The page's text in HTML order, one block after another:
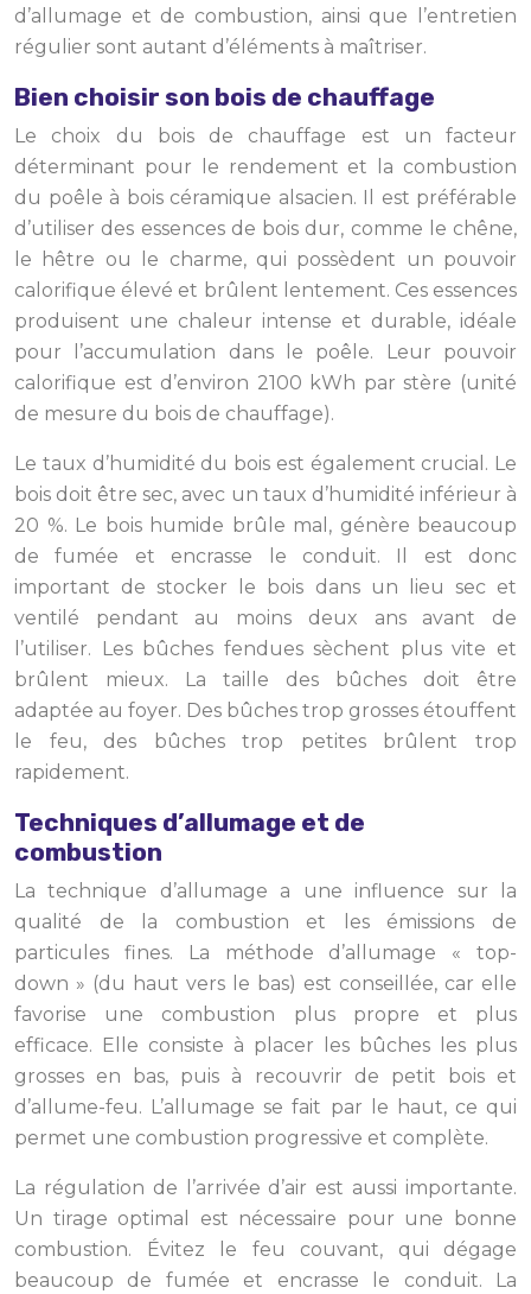
d’allumage et de combustion, ainsi que l’entretien
régulier sont autant d’éléments à maîtriser.
Bien choisir son bois de chauffage
Le choix du bois de chauffage est un facteur
déterminant pour le rendement et la combustion
du poêle à bois céramique alsacien. Il est préférable
d’utiliser des essences de bois dur, comme le chêne,
le hêtre ou le charme, qui possèdent un pouvoir
calorifique élevé et brûlent lentement. Ces essences
produisent une chaleur intense et durable, idéale
pour l’accumulation dans le poêle. Leur pouvoir
calorifique est d’environ 2100 kWh par stère (unité
de mesure du bois de chauffage).
Le taux d’humidité du bois est également crucial. Le
bois doit être sec, avec un taux d’humidité inférieur à
20 %. Le bois humide brûle mal, génère beaucoup
de fumée et encrasse le conduit. Il est donc
important de stocker le bois dans un lieu sec et
ventilé pendant au moins deux ans avant de
l’utiliser. Les bûches fendues sèchent plus vite et
brûlent mieux. La taille des bûches doit être
adaptée au foyer. Des bûches trop grosses étouffent
le feu, des bûches trop petites brûlent trop
rapidement.
Techniques d’allumage et de
combustion
La technique d’allumage a une influence sur la
qualité de la combustion et les émissions de
particules fines. La méthode d’allumage « top-
down » (du haut vers le bas) est conseillée, car elle
favorise une combustion plus propre et plus
efficace. Elle consiste à placer les bûches les plus
grosses en bas, puis à recouvrir de petit bois et
d’allume-feu. L’allumage se fait par le haut, ce qui
permet une combustion progressive et complète.
La régulation de l’arrivée d’air est aussi importante.
Un tirage optimal est nécessaire pour une bonne
combustion. Évitez le feu couvant, qui dégage
beaucoup de fumée et encrasse le conduit. La